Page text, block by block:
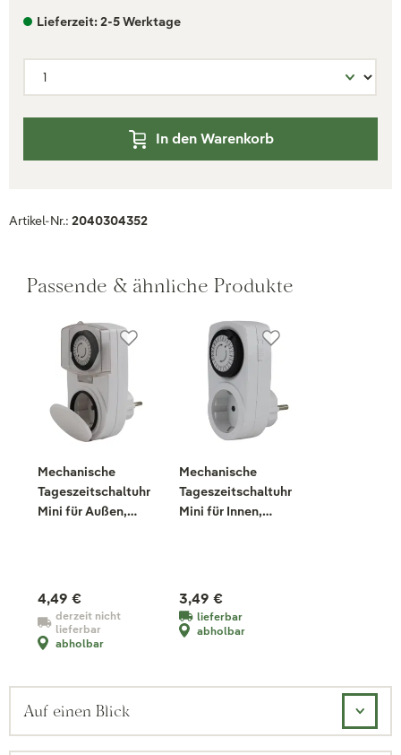
Lieferzeit: 2-5 Werktage
In den Warenkorb
Artikel-Nr.: 2040304352
Passende & ähnliche Produkte
Mechanische
Tageszeitschaltuhr
Mini für Außen,
4,49 €
derzeit nicht
lieferbar
abholbar
Mechanische
Tageszeitschaltuhr
Mini für Innen,
3,49 €
lieferbar
abholbar
Auf einen Blick